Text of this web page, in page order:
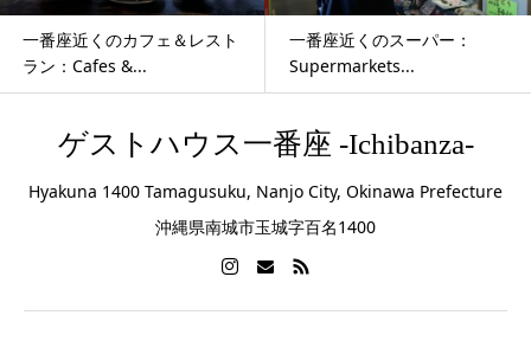
一番座近くのカフェ＆レスト
ラン：Cafes &...
一番座近くのスーパー：
Supermarkets...
ゲストハウス一番座 -Ichibanza-
Hyakuna 1400 Tamagusuku, Nanjo City, Okinawa Prefecture
沖縄県南城市玉城字百名1400